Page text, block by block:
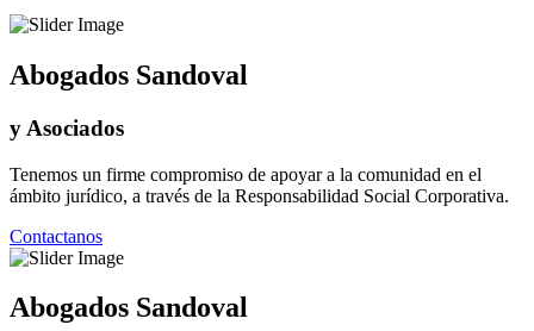
Abogados Sandoval
y Asociados
Tenemos un firme compromiso de apoyar a la comunidad en el
ámbito jurídico, a través de la Responsabilidad Social Corporativa.
Contactanos
Abogados Sandoval